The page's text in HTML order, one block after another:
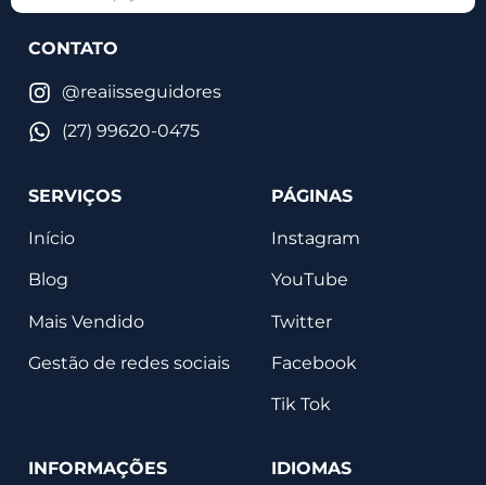
CONTATO
@reaiisseguidores
(27) 99620-0475
SERVIÇOS
Início
Blog
Mais Vendido
Gestão de redes sociais
PÁGINAS
Instagram
YouTube
Twitter
Facebook
Tik Tok
INFORMAÇÕES IDIOMAS